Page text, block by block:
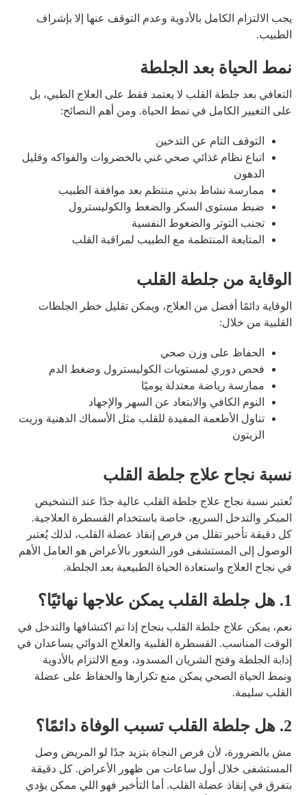
يجب الالتزام الكامل بالأدوية وعدم التوقف عنها إلا بإشراف
الطبيب.
نمط الحياة بعد الجلطة
التعافي بعد جلطة القلب لا يعتمد فقط على العلاج الطبي، بل
على التغيير الكامل في نمط الحياة. ومن أهم النصائح:
التوقف التام عن التدخين
اتباع نظام غذائي صحي غني بالخضروات والفواكه وقليل
الدهون
ممارسة نشاط بدني منتظم بعد موافقة الطبيب
ضبط مستوى السكر والضغط والكوليسترول
تجنب التوتر والضغوط النفسية
المتابعة المنتظمة مع الطبيب لمراقبة القلب
الوقاية من جلطة القلب
الوقاية دائمًا أفضل من العلاج، ويمكن تقليل خطر الجلطات
القلبية من خلال:
الحفاظ على وزن صحي
فحص دوري لمستويات الكوليسترول وضغط الدم
ممارسة رياضة معتدلة يوميًا
النوم الكافي والابتعاد عن السهر والإجهاد
تناول الأطعمة المفيدة للقلب مثل الأسماك الدهنية وزيت
الزيتون
نسبة نجاح علاج جلطة القلب
تُعتبر نسبة نجاح علاج جلطة القلب عالية جدًا عند التشخيص
المبكر والتدخل السريع، خاصة باستخدام القسطرة العلاجية.
كل دقيقة تأخير تقلل من فرص إنقاذ عضلة القلب، لذلك يُعتبر
الوصول إلى المستشفى فور الشعور بالأعراض هو العامل الأهم
في نجاح العلاج واستعادة الحياة الطبيعية بعد الجلطة.
1. هل جلطة القلب يمكن علاجها نهائيًا؟
نعم، يمكن علاج جلطة القلب بنجاح إذا تم اكتشافها والتدخل في
الوقت المناسب. القسطرة القلبية والعلاج الدوائي يساعدان في
إذابة الجلطة وفتح الشريان المسدود، ومع الالتزام بالأدوية
ونمط الحياة الصحي يمكن منع تكرارها والحفاظ على عضلة
القلب سليمة.
2. هل جلطة القلب تسبب الوفاة دائمًا؟
مش بالضرورة، لأن فرص النجاة بتزيد جدًا لو المريض وصل
المستشفى خلال أول ساعات من ظهور الأعراض. كل دقيقة
بتفرق في إنقاذ عضلة القلب. أما التأخير فهو اللي ممكن يؤدي